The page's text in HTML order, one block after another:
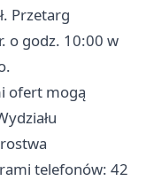
Przetarg
o godz. 10:00 w
ofert mogą
telefonów: 42